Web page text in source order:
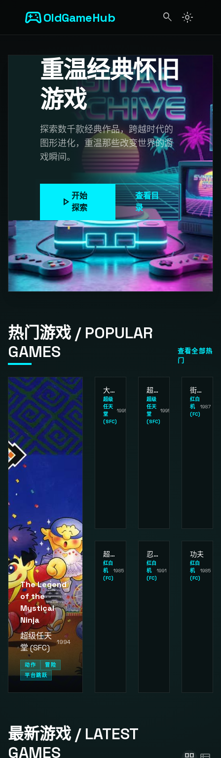
sports_esportsOldGameHub search light_mode
重温经典怀旧
游戏
探索数千款经典作品，跨越时代的
图形进化，重温那些改变世界的游
戏瞬间。
play_arrow 开始
探索
查看目
录
热门游戏 / POPULAR
GAMES
查看全部热
门
The Legend
of the
Mystical
Ninja
超级任天
堂 (SFC)
1994
动作
冒险
平台跳跃
大金刚国度2
超级
任天
堂
(SFC)
1995
超级炸弹人3
超级
任天
堂
(SFC)
1995
街头小子
红白
机
(FC)
1987
超级马里奥兄弟 1
红白
机
(FC)
1985
忍者神龟 3
红白
机
(FC)
1991
功夫
红白
机
(FC)
1985
最新游戏 / LATEST
GAMES